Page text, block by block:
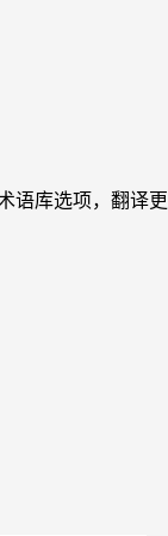
语库选项，翻译